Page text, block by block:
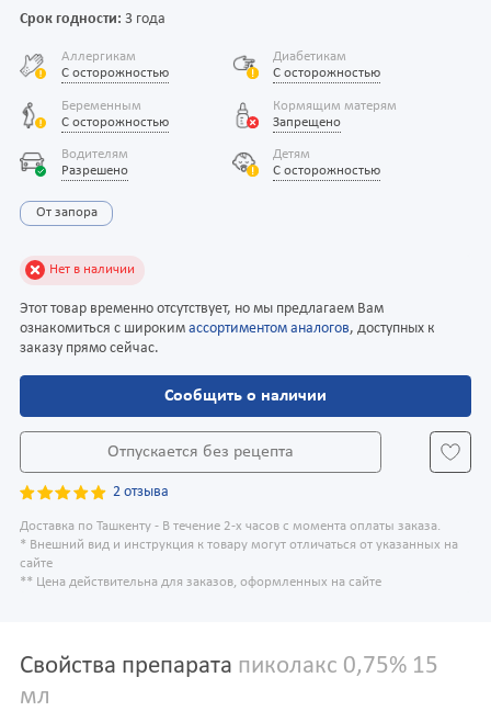
Срок годности: 3 года
Аллергикам
С осторожностью
Диабетикам
С осторожностью
Беременным
С осторожностью
Кормящим матерям
Запрещено
Водителям
Разрешено
Детям
С осторожностью
От запора
Нет в наличии
Этот товар временно отсутствует, но мы предлагаем Вам
ознакомиться с широким ассортиментом аналогов, доступных к
заказу прямо сейчас.
Сообщить о наличии
Отпускается без рецепта
2 отзыва
Доставка по Ташкенту - В течение 2-х часов с момента оплаты заказа.
* Внешний вид и инструкция к товару могут отличаться от указанных на
сайте
** Цена действительна для заказов, оформленных на сайте
Свойства препарата пиколакс 0,75% 15
мл